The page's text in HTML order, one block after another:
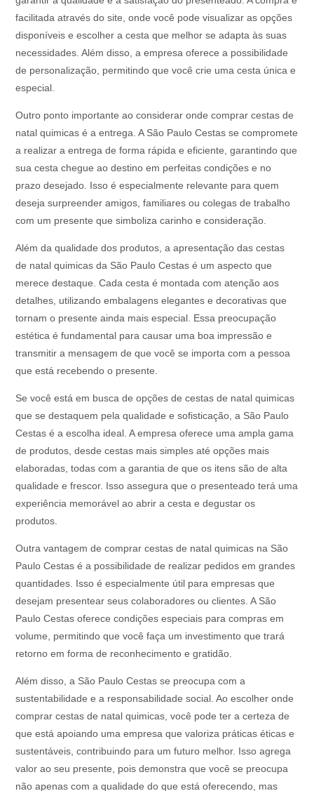
facilitada através do site, onde você pode visualizar as opções
disponíveis e escolher a cesta que melhor se adapta às suas
necessidades. Além disso, a empresa oferece a possibilidade
de personalização, permitindo que você crie uma cesta única e
especial.
Outro ponto importante ao considerar onde comprar cestas de
natal quimicas é a entrega. A São Paulo Cestas se compromete
a realizar a entrega de forma rápida e eficiente, garantindo que
sua cesta chegue ao destino em perfeitas condições e no
prazo desejado. Isso é especialmente relevante para quem
deseja surpreender amigos, familiares ou colegas de trabalho
com um presente que simboliza carinho e consideração.
Além da qualidade dos produtos, a apresentação das cestas
de natal quimicas da São Paulo Cestas é um aspecto que
merece destaque. Cada cesta é montada com atenção aos
detalhes, utilizando embalagens elegantes e decorativas que
tornam o presente ainda mais especial. Essa preocupação
estética é fundamental para causar uma boa impressão e
transmitir a mensagem de que você se importa com a pessoa
que está recebendo o presente.
Se você está em busca de opções de cestas de natal quimicas
que se destaquem pela qualidade e sofisticação, a São Paulo
Cestas é a escolha ideal. A empresa oferece uma ampla gama
de produtos, desde cestas mais simples até opções mais
elaboradas, todas com a garantia de que os itens são de alta
qualidade e frescor. Isso assegura que o presenteado terá uma
experiência memorável ao abrir a cesta e degustar os
produtos.
Outra vantagem de comprar cestas de natal quimicas na São
Paulo Cestas é a possibilidade de realizar pedidos em grandes
quantidades. Isso é especialmente útil para empresas que
desejam presentear seus colaboradores ou clientes. A São
Paulo Cestas oferece condições especiais para compras em
volume, permitindo que você faça um investimento que trará
retorno em forma de reconhecimento e gratidão.
Além disso, a São Paulo Cestas se preocupa com a
sustentabilidade e a responsabilidade social. Ao escolher onde
comprar cestas de natal quimicas, você pode ter a certeza de
que está apoiando uma empresa que valoriza práticas éticas e
sustentáveis, contribuindo para um futuro melhor. Isso agrega
valor ao seu presente, pois demonstra que você se preocupa
não apenas com a qualidade do que está oferecendo, mas